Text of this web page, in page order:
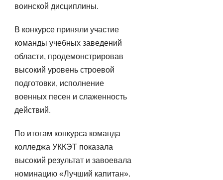
воинской дисциплины.
В конкурсе приняли участие
команды учебных заведений
области, продемонстрировав
высокий уровень строевой
подготовки, исполнение
военных песен и слаженность
действий.
По итогам конкурса команда
колледжа УККЭТ показала
высокий результат и завоевала
номинацию «Лучший капитан».